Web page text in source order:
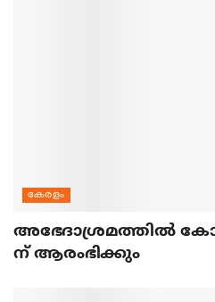
കേരളം
അഭേദാശ്രമത്തില്‍
ന് ആരംഭിക്കും